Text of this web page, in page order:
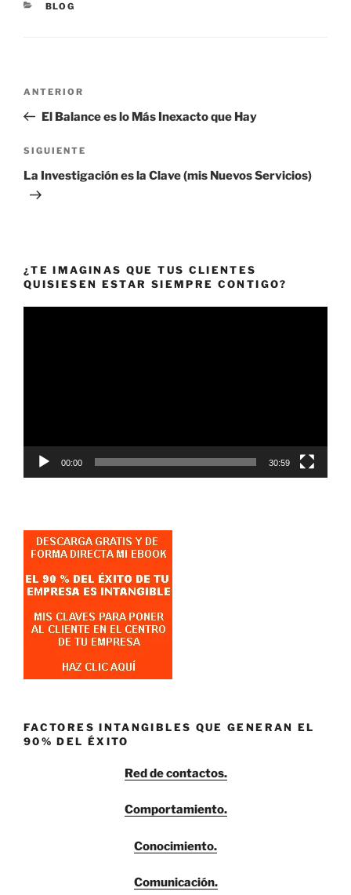
CATEGORÍAS
BLOG
entradas
Entrada
anterior:
ANTERIOR
El Balance es lo Más Inexacto que Hay
Siguiente
entrada
SIGUIENTE
La Investigación es la Clave (mis Nuevos Servicios)
¿TE IMAGINAS QUE TUS CLIENTES
QUISIESEN ESTAR SIEMPRE CONTIGO?
00:00 30:59
FACTORES INTANGIBLES QUE GENERAN EL
90% DEL ÉXITO
Red de contactos.
Comportamiento.
Conocimiento.
Comunicación.